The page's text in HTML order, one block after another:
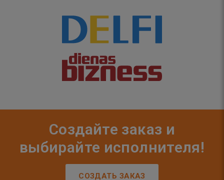
Создайте заказ и
выбирайте исполнителя!
СОЗДАТЬ ЗАКАЗ